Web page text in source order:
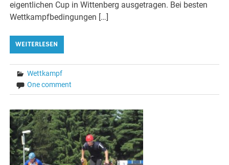
eigentlichen Cup in Wittenberg ausgetragen. Bei besten
Wettkampfbedingungen […]
WEITERLESEN
Wettkampf
One comment